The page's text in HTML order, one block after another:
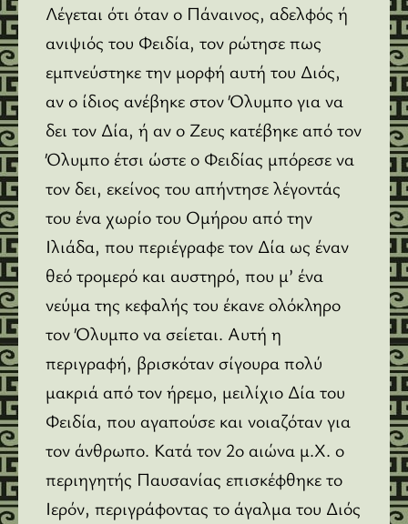
Λέγεται ότι όταν ο Πάναινος, αδελφός ή
ανιψιός του Φειδία, τον ρώτησε πως
εμπνεύστηκε την μορφή αυτή του Διός,
αν ο ίδιος ανέβηκε στον Όλυμπο για να
δει τον Δία, ή αν ο Ζευς κατέβηκε από τον
Όλυμπο έτσι ώστε ο Φειδίας μπόρεσε να
τον δει, εκείνος του απήντησε λέγοντάς
του ένα χωρίο του Ομήρου από την
Ιλιάδα, που περιέγραφε τον Δία ως έναν
θεό τρομερό και αυστηρό, που μ’ ένα
νεύμα της κεφαλής του έκανε ολόκληρο
τον Όλυμπο να σείεται. Αυτή η
περιγραφή, βρισκόταν σίγουρα πολύ
μακριά από τον ήρεμο, μειλίχιο Δία του
Φειδία, που αγαπούσε και νοιαζόταν για
τον άνθρωπο. Κατά τον 2ο αιώνα μ.Χ. ο
περιηγητής Παυσανίας επισκέφθηκε το
Ιερόν, περιγράφοντας το άγαλμα του Διός